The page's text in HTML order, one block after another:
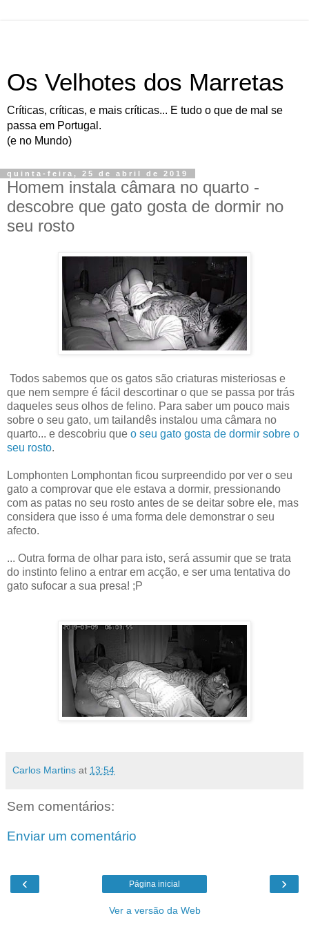
Os Velhotes dos Marretas
Críticas, críticas, e mais críticas... E tudo o que de mal se
passa em Portugal.
(e no Mundo)
quinta-feira, 25 de abril de 2019
Homem instala câmara no quarto -
descobre que gato gosta de dormir no
seu rosto
Todos sabemos que os gatos são criaturas misteriosas e
que nem sempre é fácil descortinar o que se passa por trás
daqueles seus olhos de felino. Para saber um pouco mais
sobre o seu gato, um tailandês instalou uma câmara no
quarto... e descobriu que o seu gato gosta de dormir sobre o
seu rosto.
Lomphonten Lomphontan ficou surpreendido por ver o seu
gato a comprovar que ele estava a dormir, pressionando
com as patas no seu rosto antes de se deitar sobre ele, mas
considera que isso é uma forma dele demonstrar o seu
afecto.
... Outra forma de olhar para isto, será assumir que se trata
do instinto felino a entrar em acção, e ser uma tentativa do
gato sufocar a sua presa! ;P
Carlos Martins at 13:54
Sem comentários:
Enviar um comentário
‹ ›
Página inicial
Ver a versão da Web